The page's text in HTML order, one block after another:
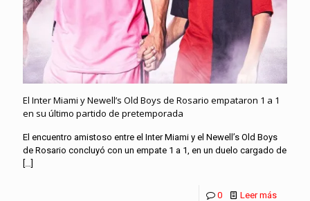
El Inter Miami y Newell’s Old Boys de Rosario empataron 1 a 1
en su último partido de pretemporada
El encuentro amistoso entre el Inter Miami y el Newell’s Old Boys
de Rosario concluyó con un empate 1 a 1, en un duelo cargado de
[…]
0 Leer más